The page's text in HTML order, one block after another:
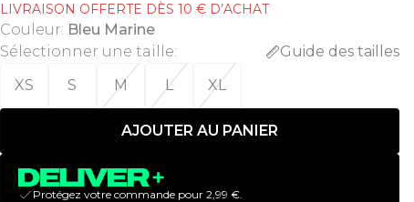
LIVRAISON OFFERTE DÈS 10 € D’ACHAT
Couleur: Bleu Marine
Sélectionner une taille:
Guide des tailles
XS
S M L XL
AJOUTER AU PANIER
Protégez votre commande pour 2,99 €.